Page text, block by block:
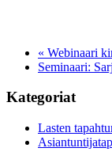
« Webinaari
Seminaari:
Kategoriat
Lasten